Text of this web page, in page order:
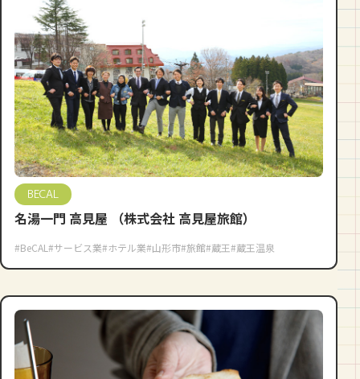
BECAL
名湯一門 高見屋 （株式会社 高見屋旅館）
#BeCAL #サービス業#ホテル業#山形市#旅館#蔵王#蔵王温泉